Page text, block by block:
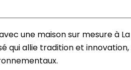
une maison sur mesure à
allie tradition et